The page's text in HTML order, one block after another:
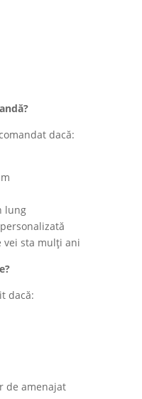
dacă:
lung
vei sta mulți ani
dacă:
de amenajat